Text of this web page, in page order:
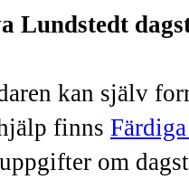
Lundstedt
kan själv
finns
om